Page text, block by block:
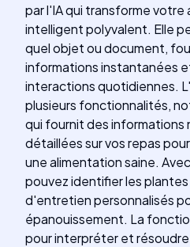
par l'IA qui transforme votre
intelligent polyvalent. Elle
quel objet ou document,
informations instantanées
interactions quotidiennes.
plusieurs fonctionnalités,
qui fournit des informations
détaillées sur vos repas
une alimentation saine.
pouvez identifier les
d'entretien personnalisés
épanouissement. La
pour interpréter et